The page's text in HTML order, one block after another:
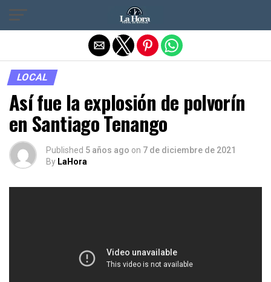
LOCAL
Así fue la explosión de polvorín
en Santiago Tenango
Published 5 años ago on 7 de diciembre de 2021
By LaHora
Salir de la versión móvil